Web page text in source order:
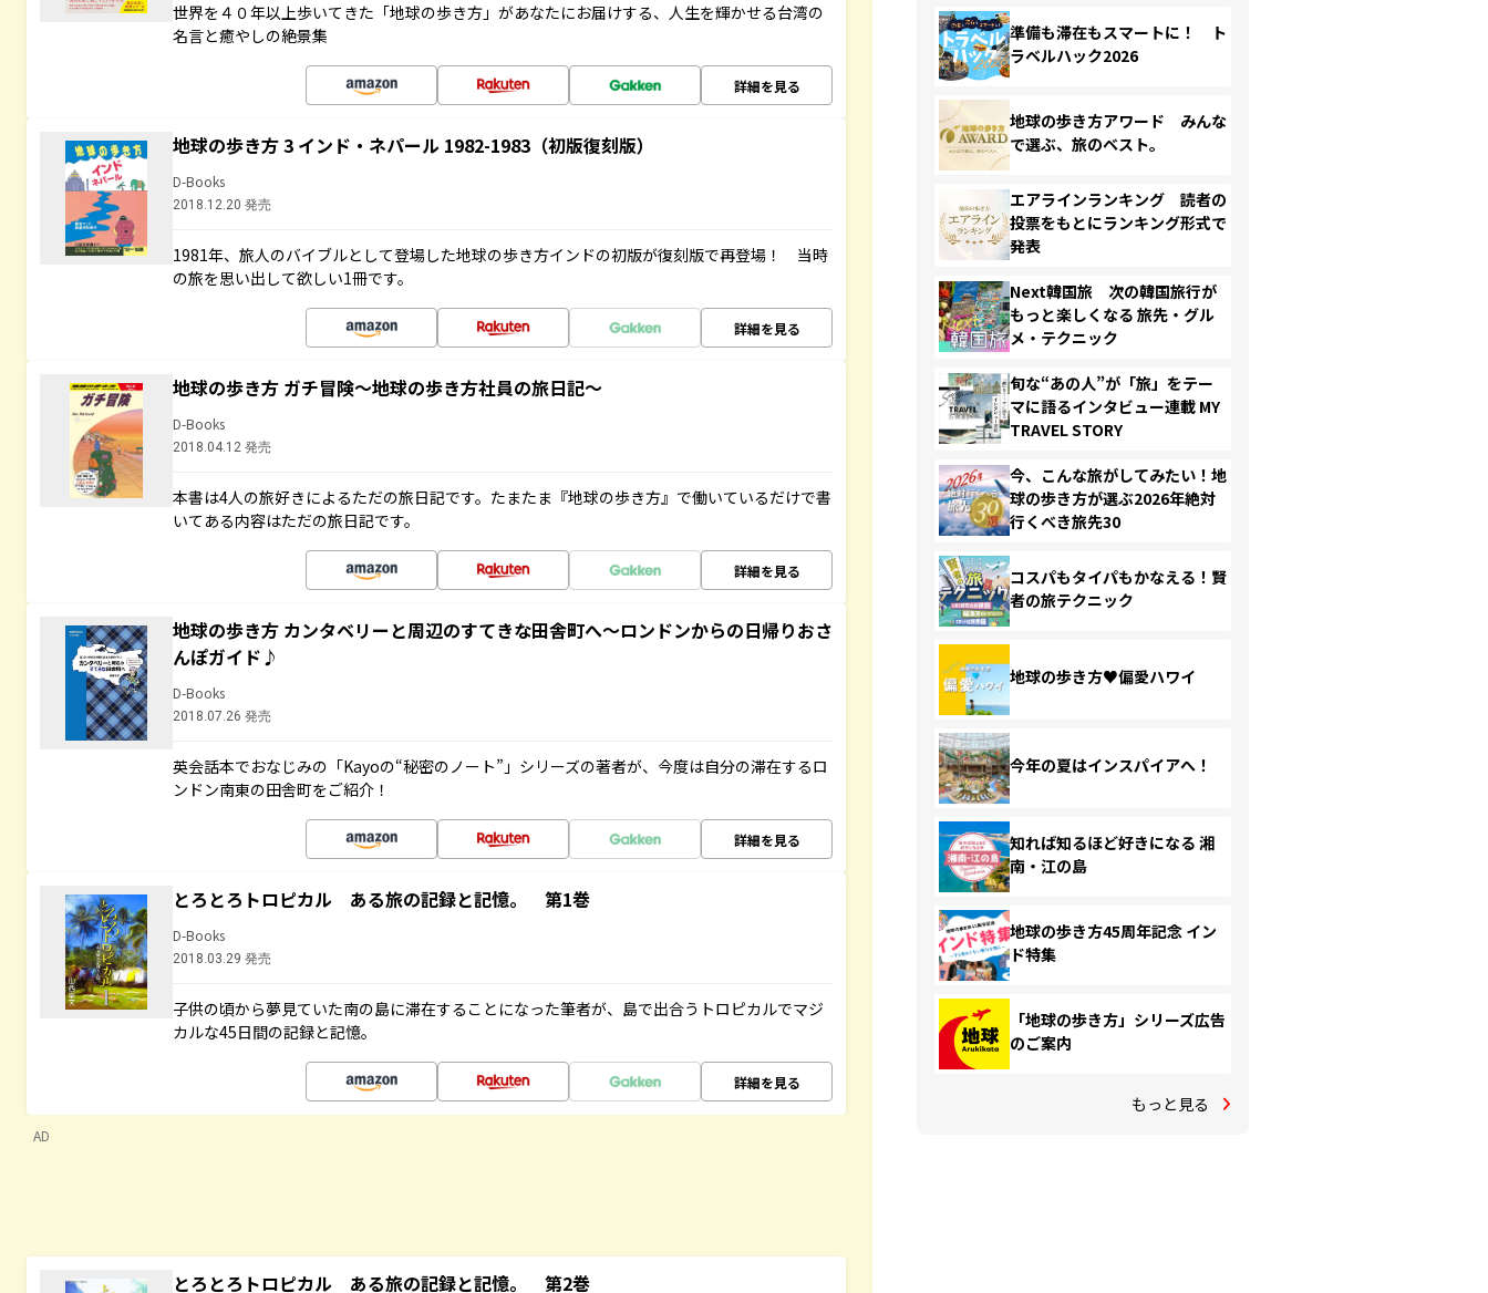
世界を４０年以上歩いてきた「地球の歩き方」があなたにお届けする、人生を輝かせる台湾の
名言と癒やしの絶景集
詳細を見る
地球の歩き方 3 インド・ネパール 1982-1983（初版復刻版）
D-Books
2018.12.20 発売
1981年、旅人のバイブルとして登場した地球の歩き方インドの初版が復刻版で再登場！ 当時
の旅を思い出して欲しい1冊です。
詳細を見る
地球の歩き方 ガチ冒険～地球の歩き方社員の旅日記～
D-Books
2018.04.12 発売
本書は4人の旅好きによるただの旅日記です。たまたま『地球の歩き方』で働いているだけで書
いてある内容はただの旅日記です。
詳細を見る
地球の歩き方 カンタベリーと周辺のすてきな田舎町へ～ロンドンからの日帰りおさ
んぽガイド♪
D-Books
2018.07.26 発売
英会話本でおなじみの「Kayoの“秘密のノート”」シリーズの著者が、今度は自分の滞在するロ
ンドン南東の田舎町をご紹介！
詳細を見る
とろとろトロピカル ある旅の記録と記憶。 第1巻
D-Books
2018.03.29 発売
子供の頃から夢見ていた南の島に滞在することになった筆者が、島で出合うトロピカルでマジ
カルな45日間の記録と記憶。
詳細を見る
AD
とろとろトロピカル ある旅の記録と記憶。 第2巻
準備も滞在もスマートに！ ト
ラベルハック2026
地球の歩き方アワード みんな
で選ぶ、旅のベスト。
エアラインランキング 読者の
投票をもとにランキング形式で
発表
Next韓国旅 次の韓国旅行が
もっと楽しくなる 旅先・グル
メ・テクニック
旬な“あの人”が「旅」をテー
マに語るインタビュー連載 MY
TRAVEL STORY
今、こんな旅がしてみたい！地
球の歩き方が選ぶ2026年絶対
行くべき旅先30
コスパもタイパもかなえる！賢
者の旅テクニック
地球の歩き方♥偏愛ハワイ
今年の夏はインスパイアへ！
知れば知るほど好きになる 湘
南・江の島
地球の歩き方45周年記念 イン
ド特集
「地球の歩き方」シリーズ広告
のご案内
もっと見る